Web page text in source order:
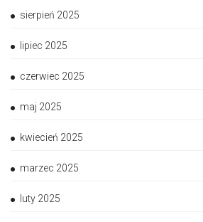
sierpień 2025
lipiec 2025
czerwiec 2025
maj 2025
kwiecień 2025
marzec 2025
luty 2025